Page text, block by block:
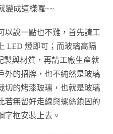
變成這樣囉~~
以說一點也不難，首先請工
LED 燈即可；而玻璃高隔
製與材質，再請工廠生產就
外的招牌，也不純然是玻璃
切的烤漆玻璃，也就是玻璃
若無留好走線與螺絲鎖固的
字框安裝上去。